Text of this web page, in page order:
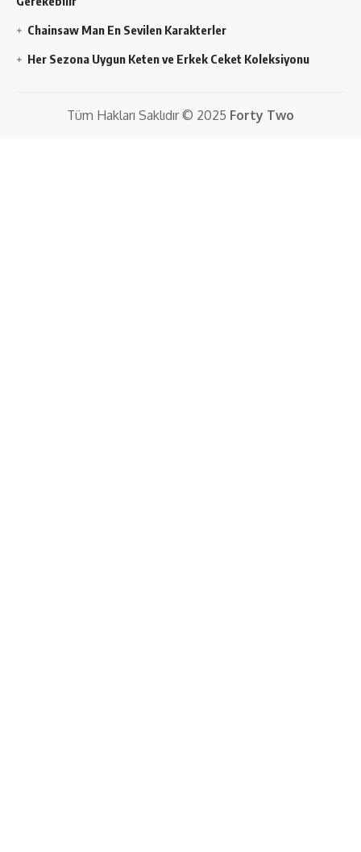
Chainsaw Man En Sevilen Karakterler
Her Sezona Uygun Keten ve Erkek Ceket Koleksiyonu
Tüm Hakları Saklıdır © 2025 Forty Two